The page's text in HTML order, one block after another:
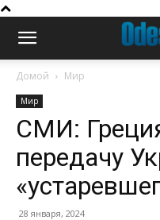
Домой Мир
Мир
СМИ:
передачу
28 января, 2024